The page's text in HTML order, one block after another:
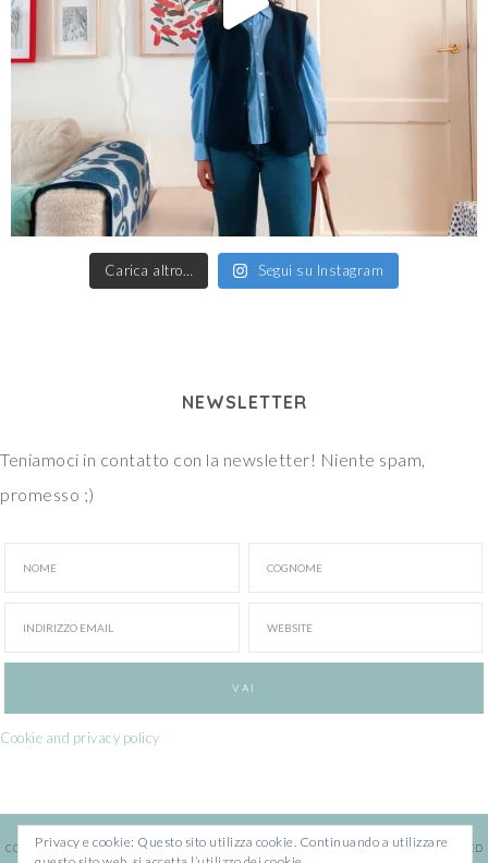
Carica altro… Segui su Instagram
NEWSLETTER
Teniamoci in contatto con la newsletter! Niente spam,
promesso ;)
Cookie and privacy policy
COPYRIGHT © 2026 · ILARIA CHIARATTI · WEBSITE BY FRANCESCA MARANO· POWERED
Privacy e cookie: Questo sito utilizza cookie. Continuando a utilizzare